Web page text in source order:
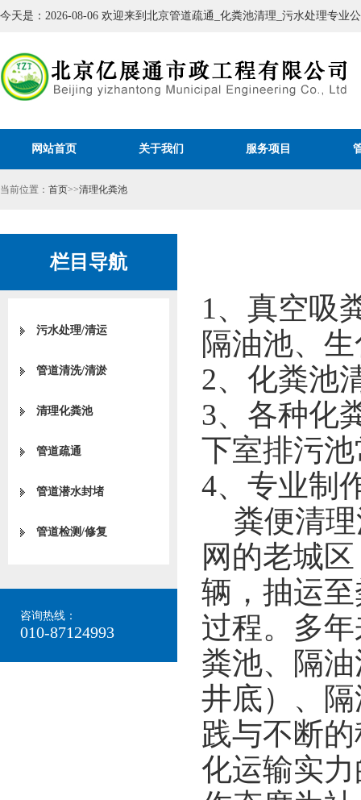
今天是：2026-08-06 欢迎来到北京管道疏通_化粪池清理_污水处理专业
网站首页 关于我们 服务项目
当前位置： 首页>>清理化粪池
栏目导航
污水处理/清运
管道清洗/清淤
清理化粪池
管道疏通
管道潜水封堵
管道检测/修复
咨询热线：
010-87124993
1、真空吸
隔油池、
2、化粪池
3、各种化
下室排污
4、专业制
粪便清理
网的老城
辆，抽运
过程。多
粪池、隔
井底）、
践与不断
化运输实